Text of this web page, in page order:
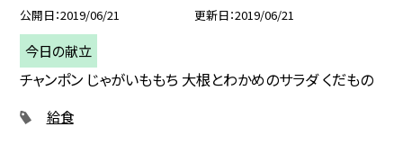
公開日 2019/06/21 更新日 2019/06/21
今日の献立
チャンポン じゃがいももち 大根とわかめのサラダ くだもの
給食